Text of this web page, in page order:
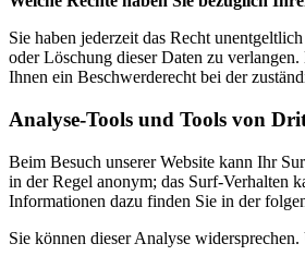
Sie haben jederzeit das Recht
oder Löschung dieser Daten zu
Ihnen ein Beschwerderecht bei der
Analyse-Tools und Tools von
Beim Besuch unserer Website kann Ihr
in der Regel anonym; das Surf-Verhalten
Informationen dazu finden Sie in der
Sie können dieser Analyse